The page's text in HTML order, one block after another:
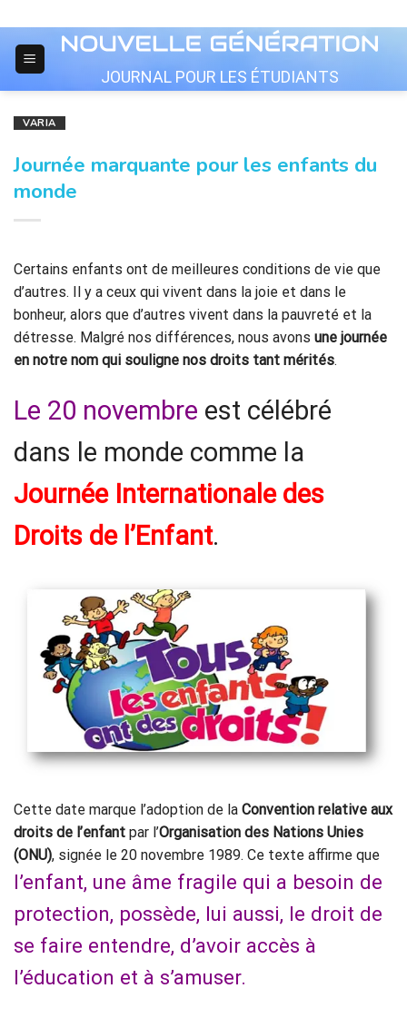
to
content
JOURNAL POUR LES ÉTUDIANTS
VARIA
Journée marquante pour les enfants du
monde
Certains enfants ont de meilleures conditions de vie que
d’autres. Il y a ceux qui vivent dans la joie et dans le
bonheur, alors que d’autres vivent dans la pauvreté et la
détresse. Malgré nos différences, nous avons une journée
en notre nom qui souligne nos droits tant mérités.
Le 20 novembre est célébré
dans le monde comme la
Journée Internationale des
Droits de l’Enfant.
Cette date marque l’adoption de la Convention relative aux
droits de l’enfant par l’Organisation des Nations Unies
(ONU), signée le 20 novembre 1989. Ce texte affirme que
l’enfant, une âme fragile qui a besoin de
protection, possède, lui aussi, le droit de
se faire entendre, d’avoir accès à
l’éducation et à s’amuser.